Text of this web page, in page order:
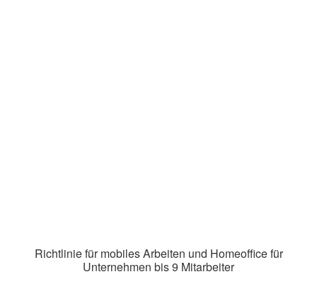
Richtlinie für mobiles Arbeiten und Homeoffice für
Unternehmen bis 9 Mitarbeiter